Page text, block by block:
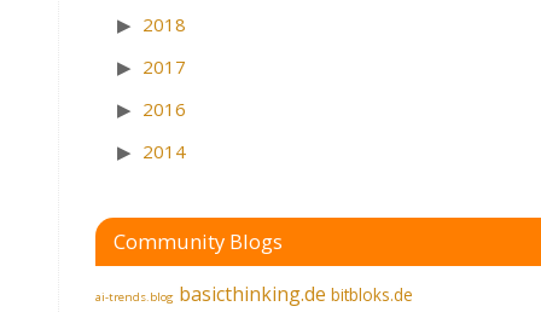
2018
2017
2016
2014
Community Blogs
ai-trends.blog basicthinking.de bitbloks.de